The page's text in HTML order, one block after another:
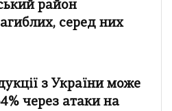
район
серед них
з України може
через атаки на